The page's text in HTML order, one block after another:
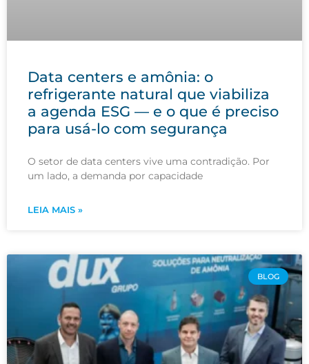
Data centers e amônia: o
refrigerante natural que viabiliza
a agenda ESG — e o que é preciso
para usá-lo com segurança
O setor de data centers vive uma contradição. Por
um lado, a demanda por capacidade
LEIA MAIS »
BLOG